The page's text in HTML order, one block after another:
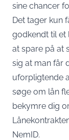
sine chancer
Det tager kun
godkendt til et
at spare på at
sig at man får
uforpligtende
søge om lån
bekymre dig
NemID.